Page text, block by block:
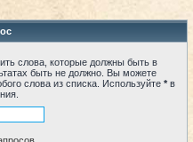
слова, которые должны быть в
быть не должно. Вы можете
слова из списка. Используйте * в